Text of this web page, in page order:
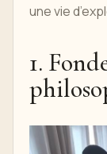
une vie
1.